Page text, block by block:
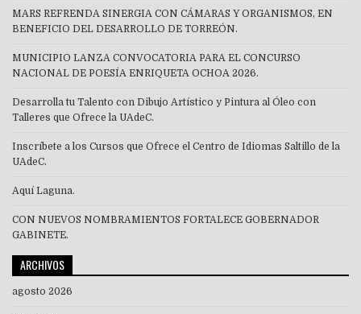
MARS REFRENDA SINERGIA CON CÁMARAS Y ORGANISMOS, EN
BENEFICIO DEL DESARROLLO DE TORREÓN.
MUNICIPIO LANZA CONVOCATORIA PARA EL CONCURSO
NACIONAL DE POESÍA ENRIQUETA OCHOA 2026.
Desarrolla tu Talento con Dibujo Artístico y Pintura al Óleo con
Talleres que Ofrece la UAdeC.
Inscríbete a los Cursos que Ofrece el Centro de Idiomas Saltillo de la
UAdeC.
Aquí Laguna.
CON NUEVOS NOMBRAMIENTOS FORTALECE GOBERNADOR
GABINETE.
ARCHIVOS
agosto 2026